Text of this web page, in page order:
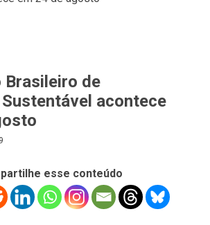
Brasileiro de
acontece
esse conteúdo